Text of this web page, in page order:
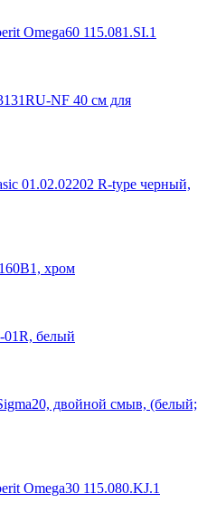
Omega60 115.081.SI.1
NF 40 см для
01.02.02202 R-type черный,
хром
01R, белый
двойной смыв, (белый;
Omega30 115.080.KJ.1